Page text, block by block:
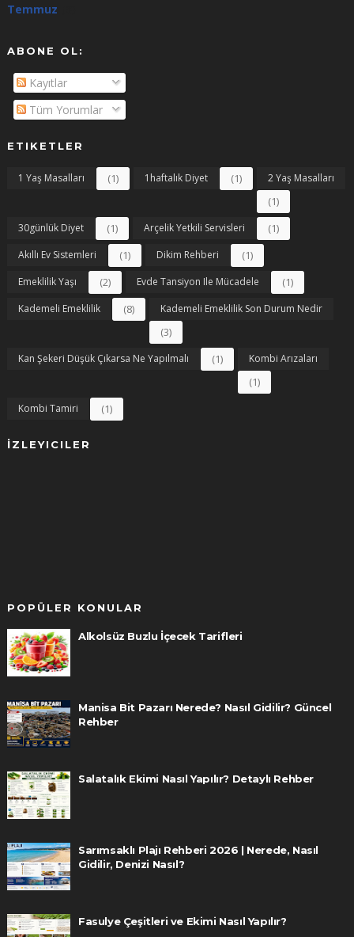
Temmuz
ABONE OL:
Kayıtlar
Tüm Yorumlar
ETIKETLER
1 Yaş Masalları (1) 1haftalık Diyet (1) 2 Yaş Masalları
(1)
30günlük Diyet (1) Arçelik Yetkili Servisleri (1)
Akıllı Ev Sistemleri (1) Dikim Rehberi (1)
Emeklilik Yaşı (2) Evde Tansiyon Ile Mücadele (1)
Kademeli Emeklilik (8) Kademeli Emeklilik Son Durum Nedir
(3)
Kan Şekeri Düşük Çıkarsa Ne Yapılmalı (1) Kombi Arızaları
(1)
Kombi Tamiri (1)
İZLEYICILER
POPÜLER KONULAR
Alkolsüz Buzlu İçecek Tarifleri
Manisa Bit Pazarı Nerede? Nasıl Gidilir? Güncel
Rehber
Salatalık Ekimi Nasıl Yapılır? Detaylı Rehber
Sarımsaklı Plajı Rehberi 2026 | Nerede, Nasıl
Gidilir, Denizi Nasıl?
Fasulye Çeşitleri ve Ekimi Nasıl Yapılır?